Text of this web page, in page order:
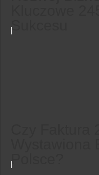
Sukcesu
Polsce?